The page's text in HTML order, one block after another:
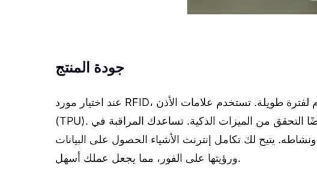
جودة المنتج
عند اختيار مورد RFID، فأنت تريد منتجات تعمل بشكل جيد وتدوم لفترة طويلة. تستخدم علامات الأذن RFID الجيدة مواد صلبة مثل البولي يوريثين الحراري
(TPU). يمكن لهذه المادة التعامل مع سوء الأحوال الجوية والاستخدام اليومي في المزرعة. يجب عليك أيضًا التحقق من الميزات الذكية. تساعدك المراقبة في
يتيح لك تكامل إنترنت الأشياء الحصول على البيانات
ورؤيتها على الفور، مما يجعل عملك أسهل.